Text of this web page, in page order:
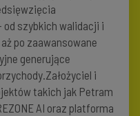
od szybkich walidacji i
po zaawansowane
generujące
i
takich jak Petram
AI oraz platforma